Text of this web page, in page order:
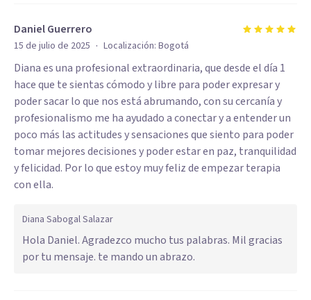
Daniel Guerrero
15 de julio de 2025 · Localización: Bogotá
Diana es una profesional extraordinaria, que desde el día 1
hace que te sientas cómodo y libre para poder expresar y
poder sacar lo que nos está abrumando, con su cercanía y
profesionalismo me ha ayudado a conectar y a entender un
poco más las actitudes y sensaciones que siento para poder
tomar mejores decisiones y poder estar en paz, tranquilidad
y felicidad. Por lo que estoy muy feliz de empezar terapia
con ella.
Diana Sabogal Salazar
Hola Daniel. Agradezco mucho tus palabras. Mil gracias
por tu mensaje. te mando un abrazo.